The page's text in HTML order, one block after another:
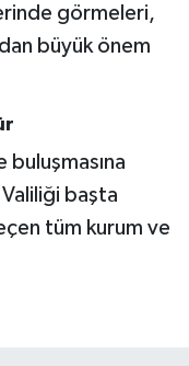
görmeleri,
büyük önem
başta
tüm kurum ve